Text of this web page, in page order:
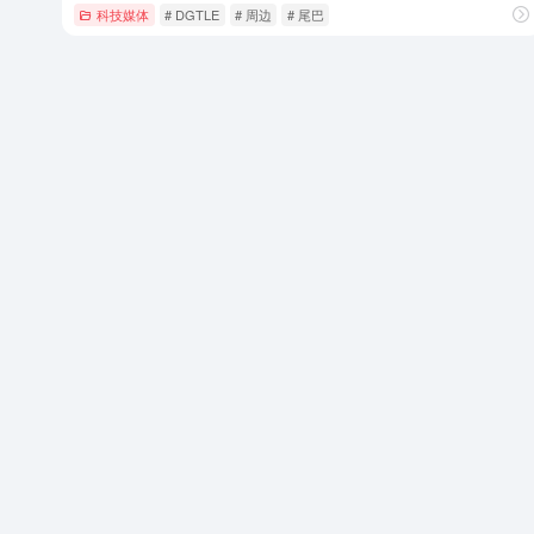
科技媒体 # DGTLE # 周边 # 尾巴